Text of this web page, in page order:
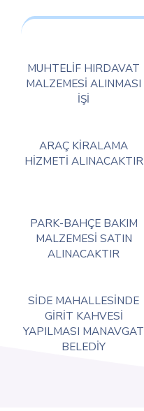
MUHTELİF HIRDAVAT
MALZEMESİ ALINMASI
İŞİ
ARAÇ KİRALAMA
HİZMETİ ALINACAKTIR
PARK-BAHÇE BAKIM
MALZEMESİ SATIN
ALINACAKTIR
SİDE MAHALLESİNDE
GİRİT KAHVESİ
YAPILMASI MANAVGAT
BELEDİY